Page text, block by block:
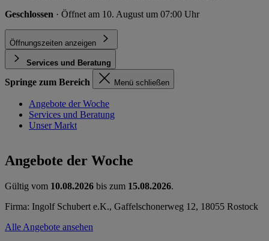
Geschlossen · Öffnet am 10. August um 07:00 Uhr
Öffnungszeiten anzeigen
Services und Beratung
Springe zum Bereich Menü schließen
Angebote der Woche
Services und Beratung
Unser Markt
Angebote der Woche
Gültig vom 10.08.2026 bis zum 15.08.2026.
Firma: Ingolf Schubert e.K., Gaffelschonerweg 12, 18055 Rostock
Alle Angebote ansehen